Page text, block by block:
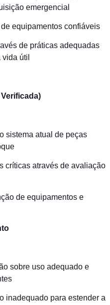
emergencial
equipamentos confiáveis
de práticas adequadas
útil
Verificada)
sistema atual de peças
críticas através de avaliação
de equipamentos e
sobre uso adequado e
inadequado para estender a